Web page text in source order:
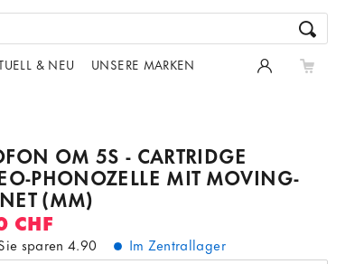
& NEU UNSERE MARKEN
OM 5S - CARTRIDGE
PHONOZELLE MIT MOVING-
(MM)
CHF
sparen4.90
Im Zentrallager